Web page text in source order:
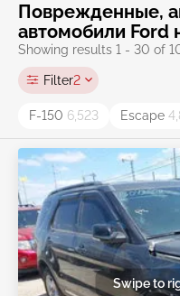
Поврежденные,
автомобили Ford
Showing results 1 - 30 of
Filter2
F-150 6,523 Escape
Swipe to